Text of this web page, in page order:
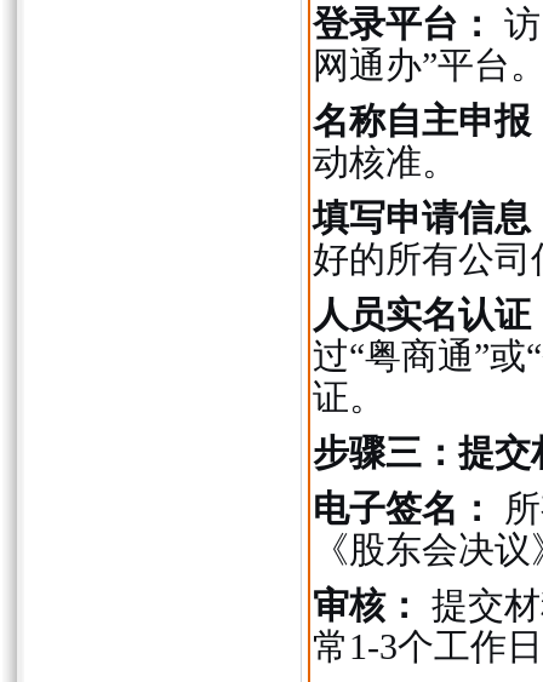
登录平台：
网通办”平台
名称自主申报
动核准。
填写申请信息
好的所有公司
人员实名认证
过“粤商通”或
证。
步骤三：提
电子签名：
《股东会决
审核： 提交
常1-3个工作